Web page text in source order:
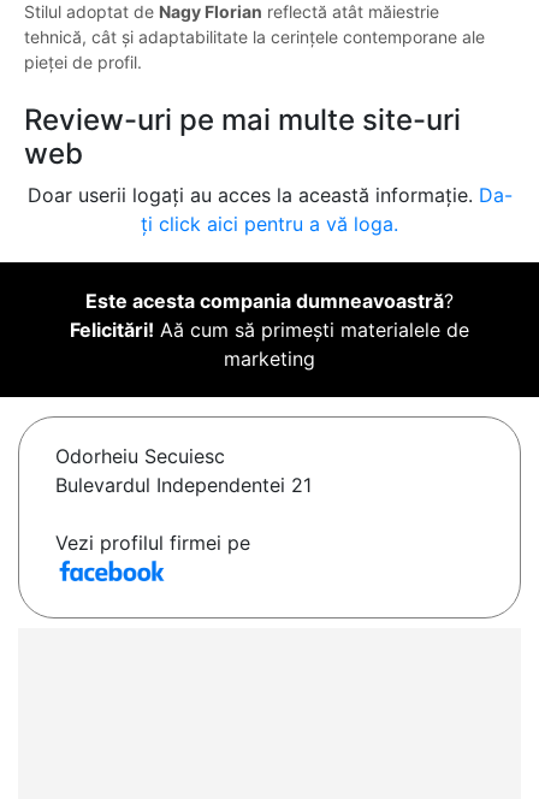
Stilul adoptat de Nagy Florian reflectă atât măiestrie
tehnică, cât și adaptabilitate la cerințele contemporane ale
pieței de profil.
Review-uri pe mai multe site-uri
web
Doar userii logați au acces la această informație. Da-
ți click aici pentru a vă loga.
Este acesta compania dumneavoastră?
Felicitări! Aă cum să primești materialele de
marketing
Odorheiu Secuiesc
Bulevardul Independentei 21
Vezi profilul firmei pe